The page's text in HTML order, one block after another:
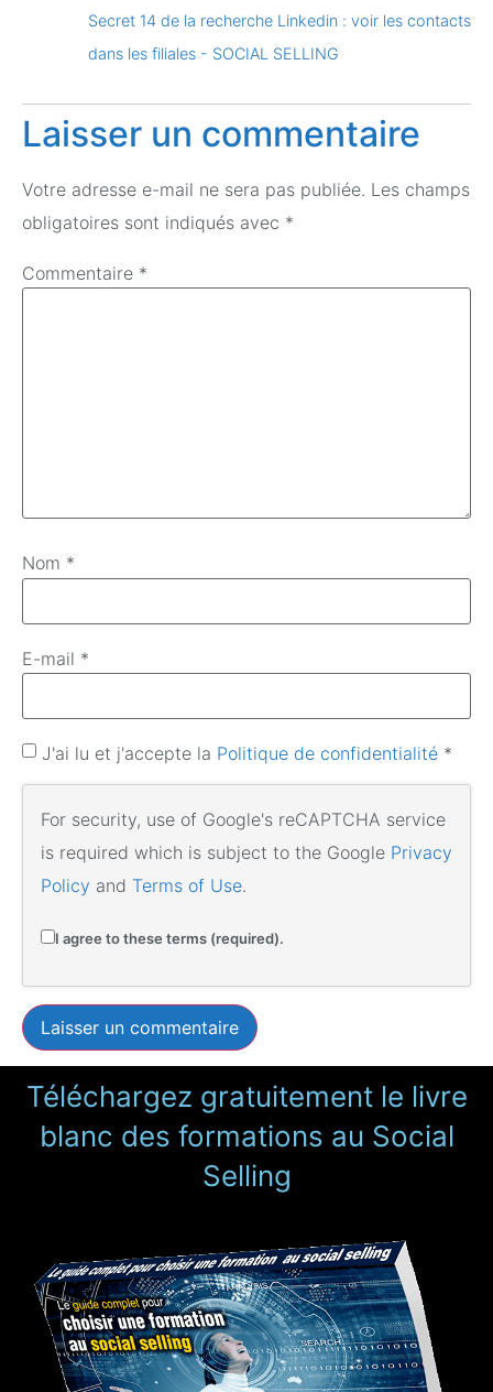
Secret 14 de la recherche Linkedin : voir les contacts
dans les filiales - SOCIAL SELLING
Laisser un commentaire
Votre adresse e-mail ne sera pas publiée. Les champs
obligatoires sont indiqués avec *
Commentaire *
Nom *
E-mail *
J'ai lu et j'accepte la Politique de confidentialité *
For security, use of Google's reCAPTCHA service
is required which is subject to the Google Privacy
Policy and Terms of Use.
I agree to these terms (required).
Téléchargez gratuitement le livre
blanc des formations au Social
Selling